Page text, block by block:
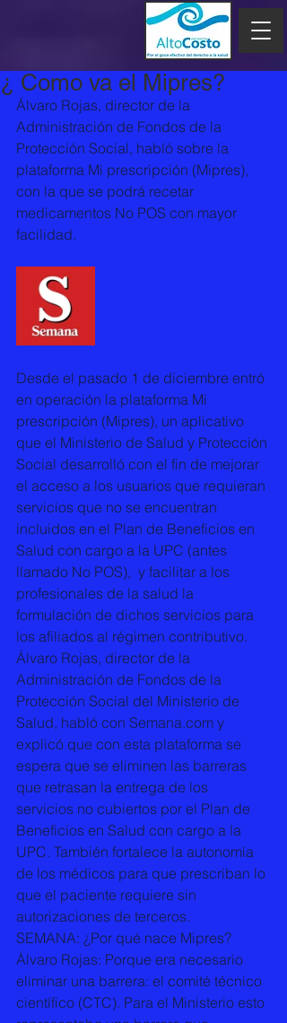
¿ Como va el Mipres?
Álvaro Rojas, director de la
Administración de Fondos de la
Protección Social, habló sobre la
plataforma Mi prescripción (Mipres),
con la que se podrá recetar
medicamentos No POS con mayor
facilidad.
Desde el pasado 1 de diciembre entró
en operación la plataforma Mi
prescripción (Mipres), un aplicativo
que el Ministerio de Salud y Protección
Social desarrolló con el fin de mejorar
el acceso a los usuarios que requieran
servicios que no se encuentran
incluidos en el Plan de Beneficios en
Salud con cargo a la UPC (antes
llamado No POS),  y facilitar a los
profesionales de la salud la
formulación de dichos servicios para
los afiliados al régimen contributivo.
Álvaro Rojas, director de la
Administración de Fondos de la
Protección Social del Ministerio de
Salud, habló con Semana.com y
explicó que con esta plataforma se
espera que se eliminen las barreras
que retrasan la entrega de los
servicios no cubiertos por el Plan de
Beneficios en Salud con cargo a la
UPC. También fortalece la autonomía
de los médicos para que prescriban lo
que el paciente requiere sin
autorizaciones de terceros.
SEMANA: ¿Por qué nace Mipres?
Álvaro Rojas: Porque era necesario
eliminar una barrera: el comité técnico
científico (CTC). Para el Ministerio esto